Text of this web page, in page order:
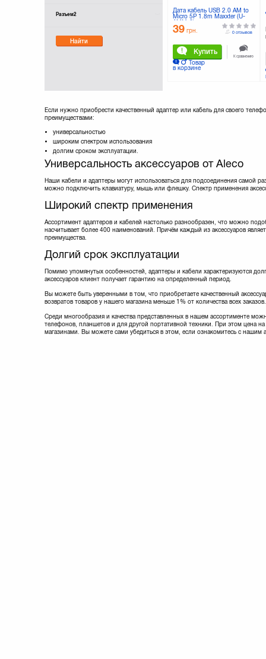
GLOBAL
Gelius(16)
Gembird(1)
Henca(5)
JUST(43)
Lapara(5)
Maxxtro(3)
Mobiking(4)
Nomi(20)
(1)
Ozaki(1)
PATRON(13)
PowerPlant (35)
REAL-EL(9)
Samsung(3)
(10)
Viewcon(11)
Разъем2
Найти
Дата кабель USB 2.0 AM to
Micro 5P 1.8m Maxxter (U-
39 грн.
Купить
Товар
в корзине
0 отзывов
К сравнению
Если нужно приобрести качественный адаптер или кабель для своего
преимуществами:
универсальностью
широким спектром использования
долгим сроком эксплуатации.
Универсальность аксессуаров от Aleco
Наши кабели и адаптеры могут использоваться для подсоединения самой
можно подключить клавиатуру, мышь или флешку. Спектр применения
Широкий спектр применения
Ассортимент адаптеров и кабелей настолько разнообразен, что можно
насчитывает более 400 наименований. Причём каждый из аксессуаров
преимущества.
Долгий срок эксплуатации
Помимо упомянутых особенностей, адаптеры и кабели характеризуются
аксессуаров клиент получает гарантию на определенный период.
Вы можете быть уверенными в том, что приобретаете качественный
возвратов товаров у нашего магазина меньше 1% от количества всех заказов.
Среди многообразия и качества представленных в нашем ассортименте
телефонов, планшетов и для другой портативной техники. При этом цена
магазинами. Вы можете сами убедиться в этом, если ознакомитесь с нашим